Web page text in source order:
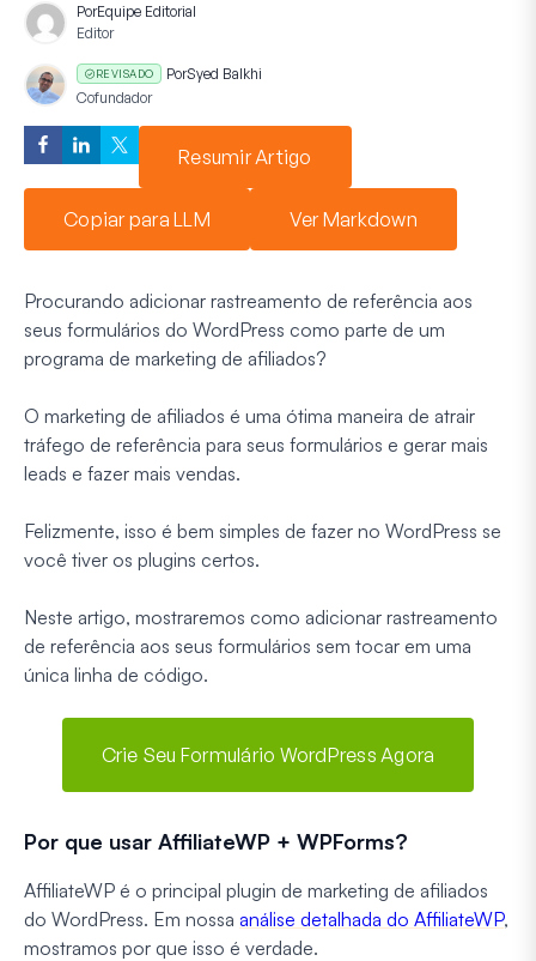
PorEquipe Editorial
Editor
REVISADO PorSyed Balkhi
Cofundador
Resumir Artigo
Copiar para LLM Ver Markdown
Procurando adicionar rastreamento de referência aos
seus formulários do WordPress como parte de um
programa de marketing de afiliados?
O marketing de afiliados é uma ótima maneira de atrair
tráfego de referência para seus formulários e gerar mais
leads e fazer mais vendas.
Felizmente, isso é bem simples de fazer no WordPress se
você tiver os plugins certos.
Neste artigo, mostraremos como adicionar rastreamento
de referência aos seus formulários sem tocar em uma
única linha de código.
Crie Seu Formulário WordPress Agora
Por que usar AffiliateWP + WPForms?
AffiliateWP é o principal plugin de marketing de afiliados
do WordPress. Em nossa análise detalhada do AffiliateWP,
mostramos por que isso é verdade.